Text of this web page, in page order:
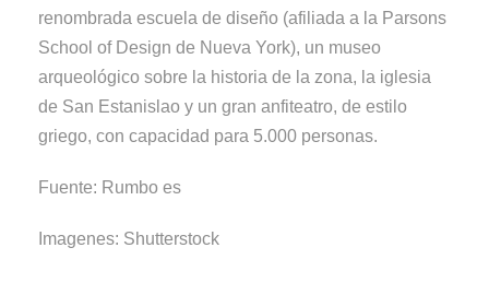
renombrada escuela de diseño (afiliada a la Parsons
School of Design de Nueva York), un museo
arqueológico sobre la historia de la zona, la iglesia
de San Estanislao y un gran anfiteatro, de estilo
griego, con capacidad para 5.000 personas.
Fuente: Rumbo es
Imagenes: Shutterstock